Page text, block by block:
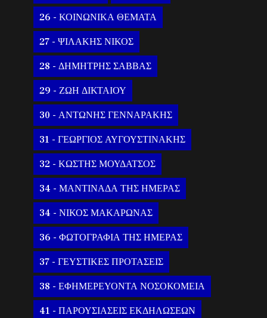
26 - ΚΟΙΝΩΝΙΚΑ ΘΕΜΑΤΑ
27 - ΨΙΛΑΚΗΣ ΝΙΚΟΣ
28 - ΔΗΜΗΤΡΗΣ ΣΑΒΒΑΣ
29 - ΖΩΗ ΔΙΚΤΑΙΟΥ
30 - ΑΝΤΩΝΗΣ ΓΕΝΝΑΡΑΚΗΣ
31 - ΓΕΩΡΓΙΟΣ ΑΥΓΟΥΣΤΙΝΑΚΗΣ
32 - ΚΩΣΤΗΣ ΜΟΥΔΑΤΣΟΣ
34 - ΜΑΝΤΙΝΑΔΑ ΤΗΣ ΗΜΕΡΑΣ
34 - ΝΙΚΟΣ ΜΑΚΑΡΩΝΑΣ
36 - ΦΩΤΟΓΡΑΦΙΑ ΤΗΣ ΗΜΕΡΑΣ
37 - ΓΕΥΣΤΙΚΕΣ ΠΡΟΤΑΣΕΙΣ
38 - ΕΦΗΜΕΡΕΥΟΝΤΑ ΝΟΣΟΚΟΜΕΙΑ
41 - ΠΑΡΟΥΣΙΑΣΕΙΣ ΕΚΔΗΛΩΣΕΩΝ